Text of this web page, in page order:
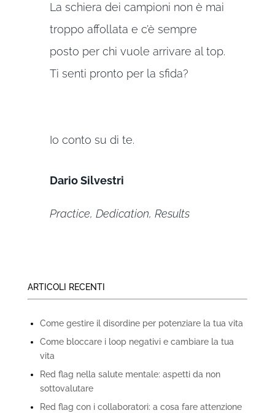
La schiera dei campioni non è mai
troppo affollata e c’è sempre
posto per chi vuole arrivare al top.
Ti senti pronto per la sfida?
Io conto su di te.
Dario Silvestri
Practice, Dedication, Results
ARTICOLI RECENTI
Come gestire il disordine per potenziare la tua vita
Come bloccare i loop negativi e cambiare la tua
vita
Red flag nella salute mentale: aspetti da non
sottovalutare
Red flag con i collaboratori: a cosa fare attenzione